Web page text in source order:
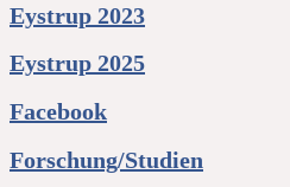
Eystrup 2023
Eystrup 2025
Facebook
Forschung/Studien